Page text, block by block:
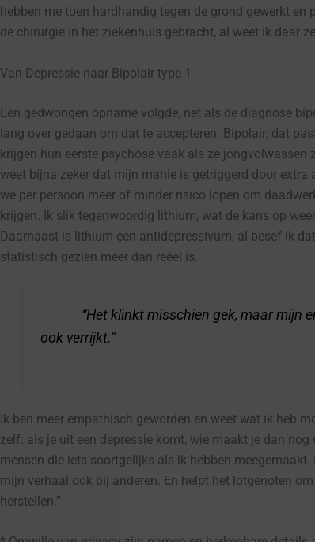
hebben me toen hardhandig tegen de grond gewerkt en
de chirurgie in het ziekenhuis gebracht, al weet ik daar
Van Depressie naar Bipolair type 1
Een gedwongen opname volgde, net als de diagnose
lang over gedaan om dat te accepteren. Bipolair; dat
krijgen hun eerste psychose vaak als ze jongvolwassen
weet bijna zeker dat mijn manie is getriggerd door extra
we per persoon meer of minder risico lopen om
krijgen. Ik slik tegenwoordig lithium, wat de kans op
Daarnaast is lithium een antidepressivum, al besef ik
statistisch gezien meer dan reëel is.
“Het klinkt misschien gek, maar mijn
ook verrijkt.”
Ik ben meer empathisch geworden en weet wat ik heb
zelf: als je uit een depressie komt, wie maakt je dan nog
mensen die iets soortgelijks als ik hebben
mijn verhaal ook bij anderen. En helpt het lotgenoten
herstellen.”